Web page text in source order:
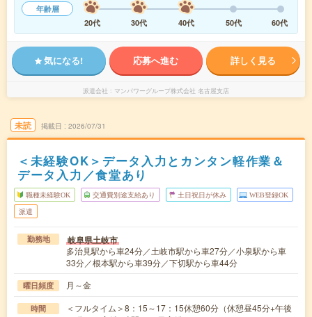
年齢層
20代
30代 40代 50代 60代
気になる! 応募へ進む 詳しく見る
派遣会社 マンパワーグループ株式会社 名古屋支店
未読 掲載日 2026/07/31
＜未経験OK＞データ入力とカンタン軽作業＆
データ入力／食堂あり
職種未経験OK 交通費別途支給あり 土日祝日が休み WEB登録OK
派遣
勤務地 岐阜県土岐市
多治見駅から車24分／土岐市駅から車27分／小泉駅から車
33分／根本駅から車39分／下切駅から車44分
曜日頻度 月～金
時間
＜フルタイム＞8：15～17：15休憩60分（休憩昼45分+午後